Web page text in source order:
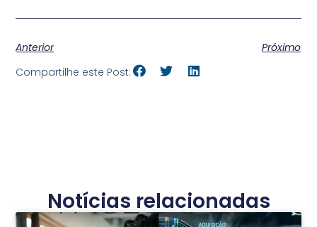
Anterior
Próximo
Compartilhe este Post:
Notícias relacionadas